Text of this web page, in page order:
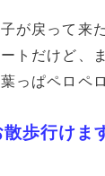
が戻って来
トだけど、
っぱペロペ
歩行けま